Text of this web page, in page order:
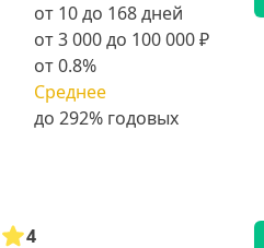
от 10 до 168 дней
от 3 000 до 100 000 ₽
от 0.8%
Среднее
4